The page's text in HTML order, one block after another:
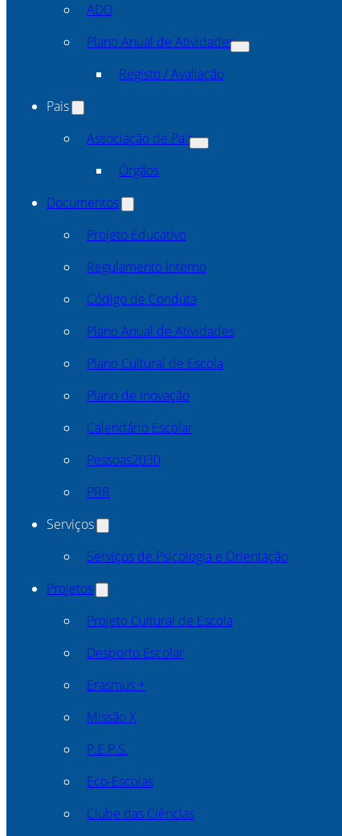
ADD
Plano Anual de Atividades
Registo / Avaliação
Pais
Associação de Pais
Órgãos
Documentos
Projeto Educativo
Regulamento Interno
Código de Conduta
Plano Anual de Atividades
Plano Cultural de Escola
Plano de Inovação
Calendário Escolar
Pessoas2030
PRR
Serviços
Serviços de Psicologia e Orientação
Projetos
Projeto Cultural de Escola
Desporto Escolar
Erasmus +
Missão X
P.E.P.S.
Eco-Escolas
Clube das Ciências